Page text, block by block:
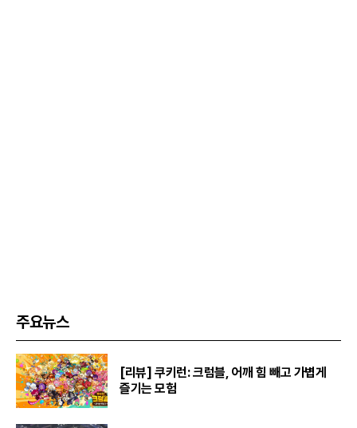
주요뉴스
[리뷰] 쿠키런: 크럼블, 어깨 힘 빼고 가볍게
즐기는 모험